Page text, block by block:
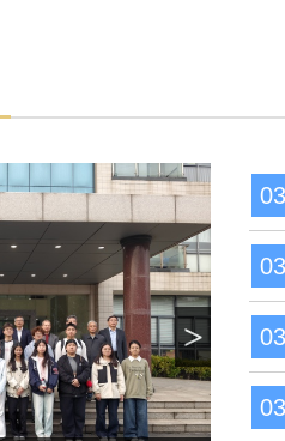
>
03
03
03
03